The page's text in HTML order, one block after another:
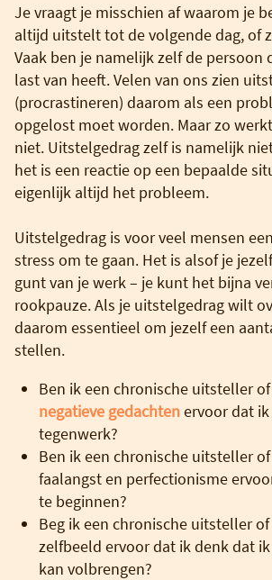
Je vraagt je misschien af waarom je
altijd uitstelt tot de volgende dag, of
Vaak ben je namelijk zelf de persoon
last van heeft. Velen van ons zien
(procrastineren) daarom als een
opgelost moet worden. Maar zo
niet. Uitstelgedrag zelf is namelijk
het is een reactie op een bepaalde
eigenlijk altijd het probleem.
Uitstelgedrag is voor veel mensen
stress om te gaan. Het is alsof je
gunt van je werk – je kunt het bijna
rookpauze. Als je uitstelgedrag wilt
daarom essentieel om jezelf een
stellen.
Ben ik een chronische uitsteller
negatieve gedachtenervoor dat
tegenwerk?
Ben ik een chronische uitsteller
faalangst en perfectionisme
te beginnen?
Beg ik een chronische uitsteller
zelfbeeld ervoor dat ik denk dat
kan volbrengen?